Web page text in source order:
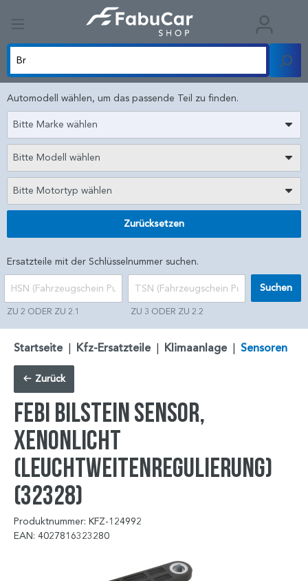
Automodell wählen, um das passende Teil zu finden.
Bitte Marke wählen
Bitte Modell wählen
Bitte Motortyp wählen
Zurücksetzen
Ersatzteile mit der Schlüsselnummer suchen.
ZU 2 ODER ZU 2.1 ZU 3 ODER ZU 2.2
Suchen
Startseite | Kfz-Ersatzteile | Klimaanlage | Sensoren
Zurück
FEBI BILSTEIN Sensor,
Xenonlicht
(Leuchtweitenregulierung)
(32328)
Produktnummer: KFZ-124992
EAN: 4027816323280